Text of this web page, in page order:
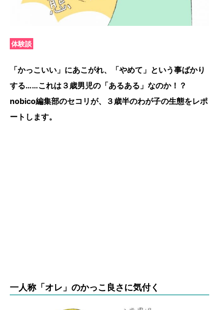
体験談
「かっこいい」にあこがれ、「やめて」という事ばかり
する……これは３歳男児の「あるある」なのか！？
nobico編集部のセコリが、３歳半のわが子の生態をレポ
ートします。
一人称「オレ」のかっこ良さに気付く